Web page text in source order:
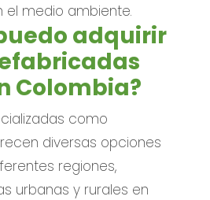
el medio ambiente.
adquirir
Colombia?
como
diversas opciones
regiones,
urbanas y rurales en